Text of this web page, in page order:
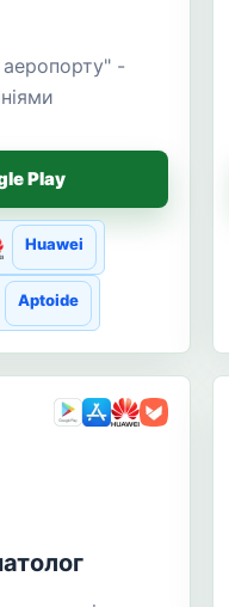
-
Play
Huawei
Aptoide